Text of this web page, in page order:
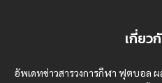
เกี่ยว
อัพเดทข่าวสารวงการกีฬา ฟุตบอล